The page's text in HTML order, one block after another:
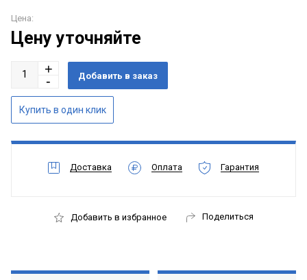
Цена:
Цену уточняйте
Доставка Оплата Гарантия
Добавить в избранное Поделиться